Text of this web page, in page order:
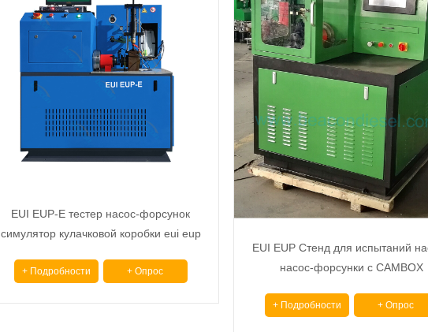
EUI EUP-E тестер насос-форсунок
симулятор кулачковой коробки eui eup
+ Подробности + Опрос
EUI EUP Стенд для испытаний
насос-форсунки с CAMBOX
+ Подробности + Опрос